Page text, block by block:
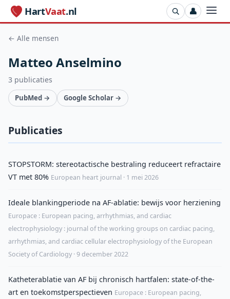
HartVaat.nl 👤
← Alle mensen
Matteo Anselmino
3 publicaties
PubMed → Google Scholar →
Publicaties
STOPSTORM: stereotactische bestraling reduceert refractaire
VT met 80% European heart journal · 1 mei 2026
Ideale blankingperiode na AF-ablatie: bewijs voor herziening
Europace : European pacing, arrhythmias, and cardiac
electrophysiology : journal of the working groups on cardiac pacing,
arrhythmias, and cardiac cellular electrophysiology of the European
Society of Cardiology · 9 december 2022
Katheterablatie van AF bij chronisch hartfalen: state-of-the-
art en toekomstperspectieven Europace : European pacing,